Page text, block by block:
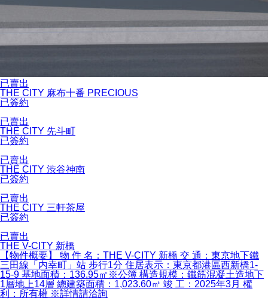
已賣出
THE CITY 麻布十番 PRECIOUS
已簽約
已賣出
THE CITY 先斗町
已簽約
已賣出
THE CITY 渋谷神南
已簽約
已賣出
THE CITY 三軒茶屋
已簽約
已賣出
THE V-CITY 新橋
【物件概要】 物 件 名：THE V-CITY 新橋 交 通：東京地下鐵
三田線「内幸町」站 步行1分 住居表示：東京都港區西新橋1-
15-9 基地面積：136.95㎡※公簿 構造規模：鐵筋混凝土造地下
1層地上14層 總建築面積：1,023.60㎡ 竣 工：2025年3月 權
利：所有權 ※詳情請洽詢